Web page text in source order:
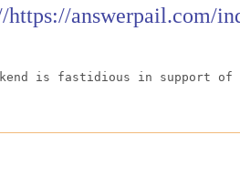
https://answerpail.com/
is fastidious in support of